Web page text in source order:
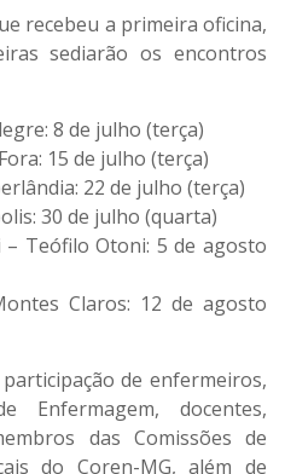
recebeu a primeira oficina,
sediarão os encontros
8 de julho (terça)
15 de julho (terça)
22 de julho (terça)
30 de julho (quarta)
Teófilo Otoni: 5 de agosto
Claros: 12 de agosto
de enfermeiros,
Enfermagem, docentes,
das Comissões de
do Coren-MG, além de